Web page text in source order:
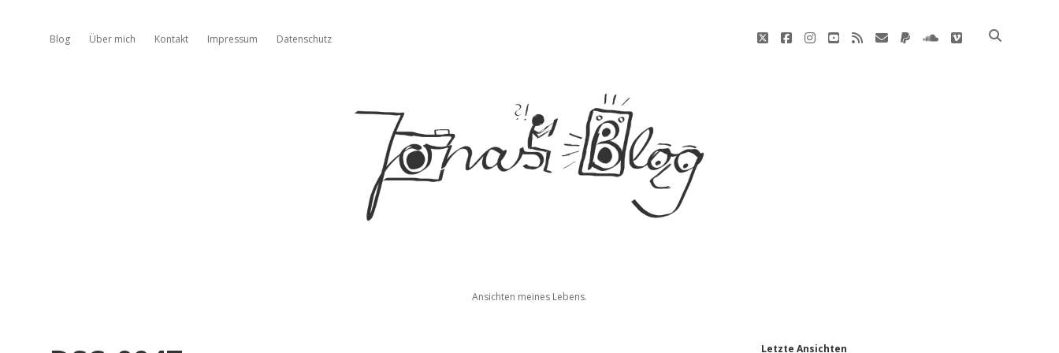
Blog Über mich Kontakt Impressum Datenschutz twitterfacebookinstagram
youtube
rss E-
paypalsoundcloud
vimeo
Jonas'
Ansichten meines Lebens.
Letzte Ansichten